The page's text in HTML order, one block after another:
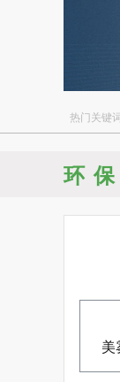
热门关键
环
美